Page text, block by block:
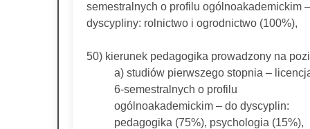
semestralnych o profilu ogólnoakademickim
dyscypliny: rolnictwo i ogrodnictwo (100%),
50) kierunek pedagogika prowadzony na
a) studiów pierwszego stopnia –
6-semestralnych o profilu
ogólnoakademickim – do dyscyplin:
pedagogika (75%), psychologia (15%),